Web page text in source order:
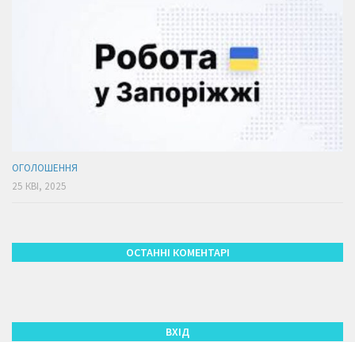
ОГОЛОШЕННЯ
25 КВІ, 2025
ОСТАННІ КОМЕНТАРІ
ВХІД